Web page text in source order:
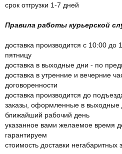
срок отгрузки 1-7 дней
Правила работы курьерской
доставка производится с 10:00 до
пятницу
доставка в выходные дни - по
доставка в утренние и вечерние
договоренности
доставка производится до
заказы, оформленные в выходные
ближайший рабочий день
указанное вами желаемое время
гарантируем
стоимость доставки негабаритных